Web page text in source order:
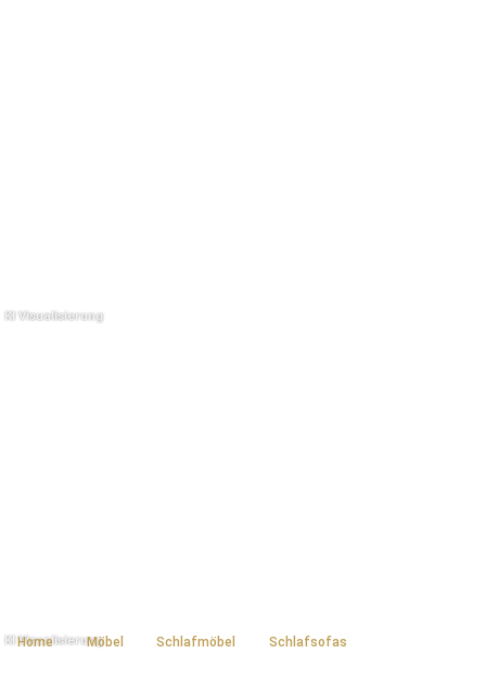
Home Möbel Schlafmöbel Schlafsofas